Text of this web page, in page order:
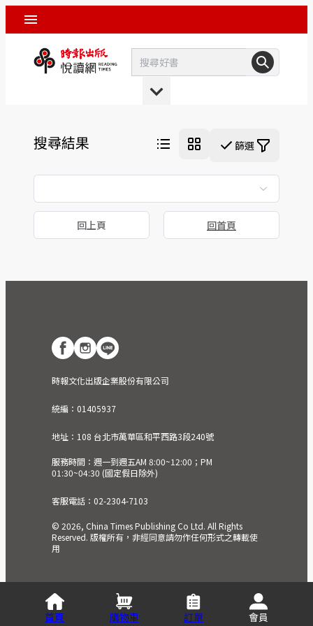
搜尋結果 篩選
回上頁 回首頁
時報文化出版企業股份有限公司
統編：01405937
地址：108 台北市萬華區和平西路3段240號
服務時間：週一到週五AM 8:00~12:00；PM
01:30~04:30 (國定假日除外)
客服電話：02-2304-7103
© 2026, China Times Publishing Co Ltd. All Rights
Reserved. 版權所有，非經同意請勿作任何形式之轉載使
用
首頁 購物車 訂單 會員